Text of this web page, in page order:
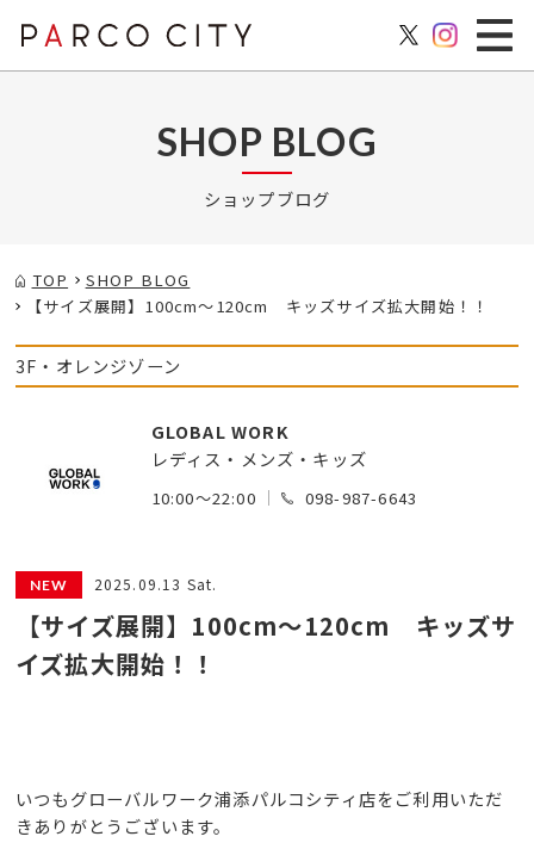
SHOP BLOG
ショップブログ
TOP
SHOP BLOG
【サイズ展開】100cm～120cm キッズサイズ拡大開始！！
3F・オレンジゾーン
GLOBAL WORK
レディス・メンズ・キッズ
10:00～22:00 098-987-6643
2025.09.13 Sat.
【サイズ展開】100cm～120cm キッズサ
イズ拡大開始！！
いつもグローバルワーク浦添パルコシティ店をご利用いただ
きありがとうございます。